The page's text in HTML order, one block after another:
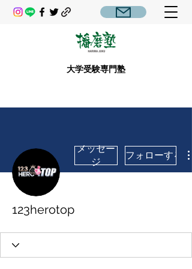
大学受験専門塾
メッセー
ジ
フォローする
123herotop